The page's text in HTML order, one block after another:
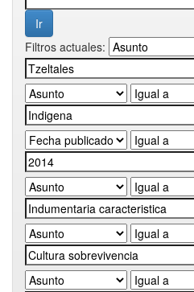
Filtros actuales: